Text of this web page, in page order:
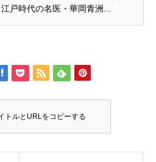
戸時代の名医・華岡青洲...
トルとURLをコピーする